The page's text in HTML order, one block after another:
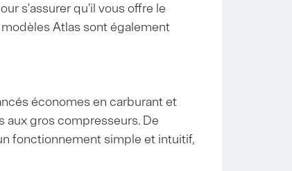
s'assurer qu'il vous offre le
Atlas sont également
économes en carburant et
aux gros compresseurs. De
fonctionnement simple et intuitif,